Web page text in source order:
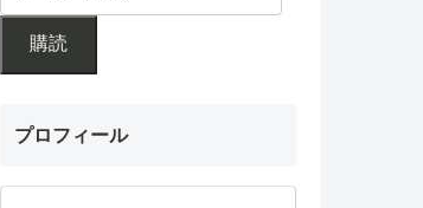
購読
プロフィール